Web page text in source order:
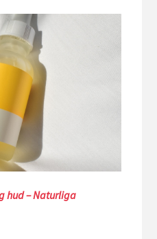
hud – Naturliga